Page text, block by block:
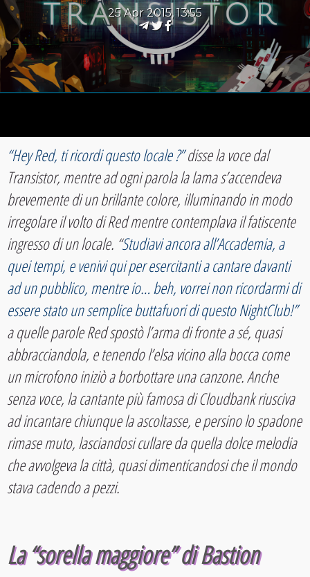
25 Apr 2015, 13:55
“Hey Red, ti ricordi questo locale ?”disse la voce dal
Transistor, mentre ad ogni parola la lama s’accendeva
brevemente di un brillante colore, illuminando in modo
irregolare il volto di Red mentre contemplava il fatiscente
ingresso di un locale. “Studiavi ancora all’Accademia, a
quei tempi, e venivi qui per esercitanti a cantare davanti
ad un pubblico, mentre io… beh, vorrei non ricordarmi di
essere stato un semplice buttafuori di questo NightClub!”
a quelle parole Red spostò l’arma di fronte a sé, quasi
abbracciandola, e tenendo l’elsa vicino alla bocca come
un microfono iniziò a borbottare una canzone. Anche
senza voce, la cantante più famosa di Cloudbank riusciva
ad incantare chiunque la ascoltasse, e persino lo spadone
rimase muto, lasciandosi cullare da quella dolce melodia
che avvolgeva la città, quasi dimenticandosi che il mondo
stava cadendo a pezzi.
La “sorella maggiore” di Bastion